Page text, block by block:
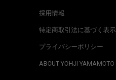
採用情報
特定商取引法に基づく表示
プライバシーポリシー
ABOUT YOHJI YAMAMOTO